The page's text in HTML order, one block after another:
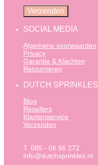
SOCIAL MEDIA
Algemene voorwaarden
Privacy
Garantie & Klachten
Retourneren
DUTCH SPRINKLES
Blog
Resellers
Klantenservice
Verzenden
T. 085 - 06 56 272
info@dutchsprinkles.nl